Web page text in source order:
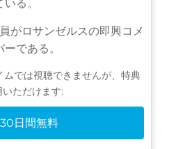
る。
がロサンゼルスの即興コメ
である。
では視聴できませんが、特典
ただけます:
30日間無料